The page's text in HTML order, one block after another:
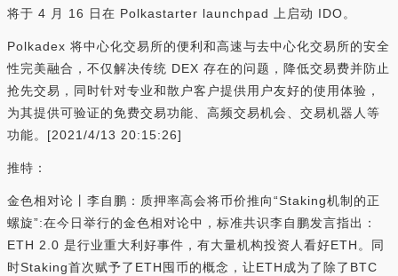
将于 4 月 16 日在 Polkastarter launchpad 上启动 IDO。
Polkadex 将中心化交易所的便利和高速与去中心化交易所的安全
性完美融合，不仅解决传统 DEX 存在的问题，降低交易费并防止
抢先交易，同时针对专业和散户客户提供用户友好的使用体验，
为其提供可验证的免费交易功能、高频交易机会、交易机器人等
功能。[2021/4/13 20:15:26]
推特：
金色相对论丨李自鹏：质押率高会将币价推向“Staking机制的正
螺旋”:在今日举行的金色相对论中，标准共识李自鹏发言指出：
ETH 2.0 是行业重大利好事件，有大量机构投资人看好ETH。同
时Staking首次赋予了ETH囤币的概念，让ETH成为了除了BTC